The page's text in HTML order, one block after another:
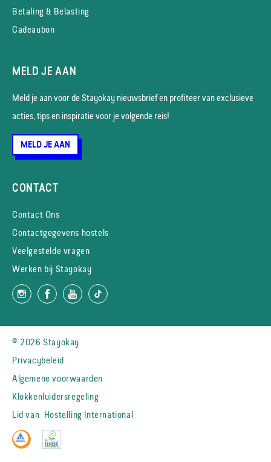
Betaling & Belasting
Cadeaubon
MELD JE AAN
Meld je aan voor de Stayokay nieuws­brief en profiteer van exclusieve
acties, tips en inspiratie voor je volgende reis!
MELD JE AAN
CONTACT
Contact Ons
Contactgegevens hostels
Veelgestelde vragen
Werken bij Stayokay
© 2026 Stayokay
Privacybeleid
Algemene voorwaarden
Klokkenluidersregeling
Lid van Hostelling International